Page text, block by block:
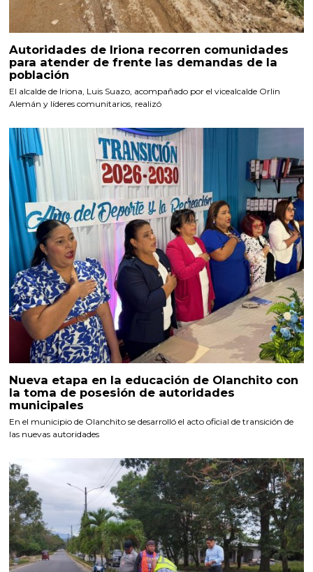
Autoridades de Iriona recorren comunidades
para atender de frente las demandas de la
población
El alcalde de Iriona, Luis Suazo, acompañado por el vicealcalde Orlin
Alemán y líderes comunitarios, realizó
Nueva etapa en la educación de Olanchito con
la toma de posesión de autoridades
municipales
En el municipio de Olanchito se desarrolló el acto oficial de transición de
las nuevas autoridades